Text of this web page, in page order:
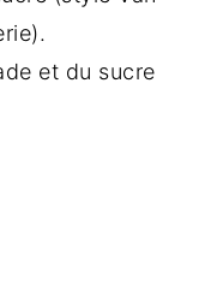
et du sucre